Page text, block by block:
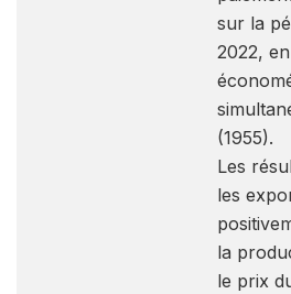
sur la
2022,
(1955).
Les
les
la
le prix